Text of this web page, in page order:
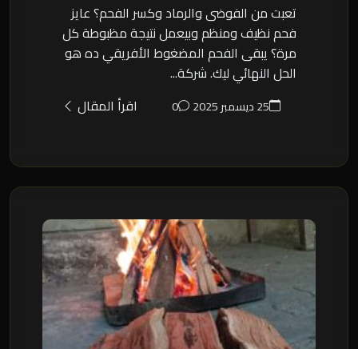
تعبت من الفوضى والرماد وكسر الفحم؟ عايز
فحم نظيف ومنظم وبيعمل نتيجة مظبوطة كل
مرة؟ يبقى الفحم المضغوط الأفريقي ده هو
الحل النهائي ليك. شركة...
25 ديسمبر 2025 0 اقرأ المقال